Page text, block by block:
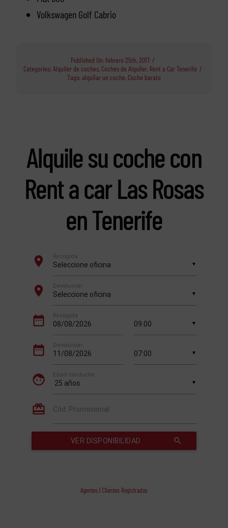
Volkswagen Golf Cabrio
Published On: febrero 25th, 2017 /
Categories: Alquiler de coches, Coches de Alquiler, Rent a Car Tenerife /
Tags: alquilar un coche, Coche barato
Alquile su coche con
Rent a car Las Rosas
en Tenerife
Agentes | Clientes Registrados